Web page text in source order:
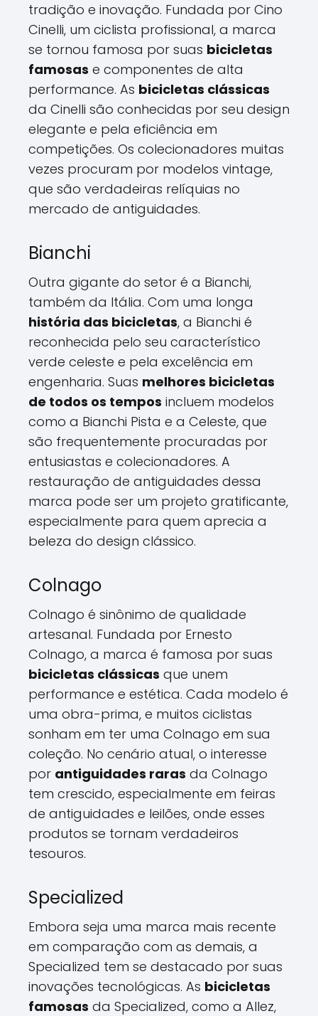
tradição e inovação. Fundada por Cino
Cinelli, um ciclista profissional, a marca
se tornou famosa por suas bicicletas
famosas e componentes de alta
performance. As bicicletas clássicas
da Cinelli são conhecidas por seu design
elegante e pela eficiência em
competições. Os colecionadores muitas
vezes procuram por modelos vintage,
que são verdadeiras relíquias no
mercado de antiguidades.
Bianchi
Outra gigante do setor é a Bianchi,
também da Itália. Com uma longa
história das bicicletas, a Bianchi é
reconhecida pelo seu característico
verde celeste e pela excelência em
engenharia. Suas melhores bicicletas
de todos os tempos incluem modelos
como a Bianchi Pista e a Celeste, que
são frequentemente procuradas por
entusiastas e colecionadores. A
restauração de antiguidades dessa
marca pode ser um projeto gratificante,
especialmente para quem aprecia a
beleza do design clássico.
Colnago
Colnago é sinônimo de qualidade
artesanal. Fundada por Ernesto
Colnago, a marca é famosa por suas
bicicletas clássicas que unem
performance e estética. Cada modelo é
uma obra-prima, e muitos ciclistas
sonham em ter uma Colnago em sua
coleção. No cenário atual, o interesse
por antiguidades raras da Colnago
tem crescido, especialmente em feiras
de antiguidades e leilões, onde esses
produtos se tornam verdadeiros
tesouros.
Specialized
Embora seja uma marca mais recente
em comparação com as demais, a
Specialized tem se destacado por suas
inovações tecnológicas. As bicicletas
famosas da Specialized, como a Allez,